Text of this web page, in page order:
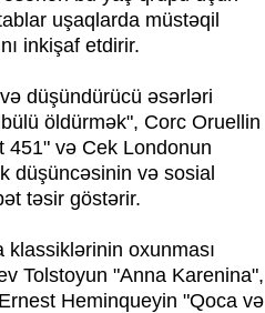
uşaqlarda müstəqil
inkişaf etdirir.
düşündürücü əsərləri
öldürmək", Corc Oruellin
451" və Cek Londonun
düşüncəsinin və sosial
təsir göstərir.
klassiklərinin oxunması
Tolstoyun "Anna Karenina",
Heminqueyin "Qoca və